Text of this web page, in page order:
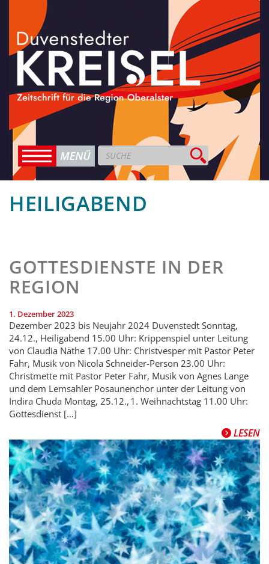
HEILIGABEND
GOTTESDIENSTE IN DER
REGION
1. Dezember 2023
Dezember 2023 bis Neujahr 2024 Duvenstedt Sonntag,
24.12., Heiligabend 15.00 Uhr: Krippenspiel unter Leitung
von Claudia Näthe 17.00 Uhr: Christvesper mit Pastor Peter
Fahr, Musik von Nicola Schneider-Person 23.00 Uhr:
Christmette mit Pastor Peter Fahr, Musik von Agnes Lange
und dem Lemsahler Posaunenchor unter der Leitung von
Indira Chuda Montag, 25.12., 1. Weihnachtstag 11.00 Uhr:
Gottesdienst […]
LESEN